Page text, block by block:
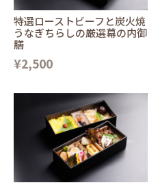
特選ローストビーフと炭火焼
うなぎちらしの厳選幕の内御
膳
¥2,500